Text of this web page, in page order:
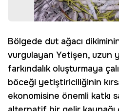
Bölgede dut ağacı
vurgulayan Yetişen, uzun
farkındalık oluşturmaya
böceği yetiştiriciliğinin
ekonomisine önemli katkı